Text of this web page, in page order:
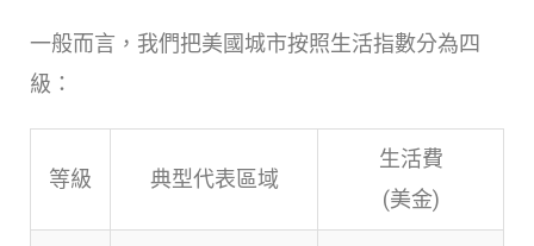
一般而言，我們把美國城市按照生活指數分為四
級：
等級 典型代表區域
生活費
(美金)